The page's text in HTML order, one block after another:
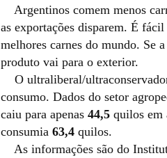
Argentinos comem menos
as exportações disparem. É
melhores carnes do mundo. Se
produto vai para o exterior.
O ultraliberal/
consumo. Dados do setor
caiu para apenas 44,5 quilos em
consumia 63,4 quilos.
As informações são do